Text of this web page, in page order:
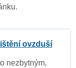
ovzduší
nezbytným,